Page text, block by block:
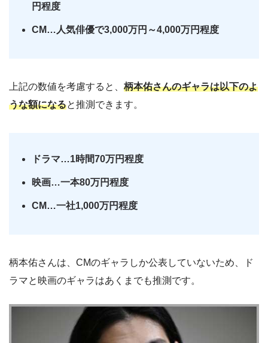
円程度
CM…人気俳優で3,000万円～4,000万円程度
上記の数値を考慮すると、 柄本佑さんのギャラは以下のよ
うな額になると推測できます。
ドラマ…1時間70万円程度
映画…一本80万円程度
CM…一社1,000万円程度
柄本佑さんは、CMのギャラしか公表していないため、ド
ラマと映画のギャラはあくまでも推測です。